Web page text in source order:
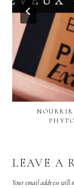
NOURRIR
LEAVE A
Your email address will